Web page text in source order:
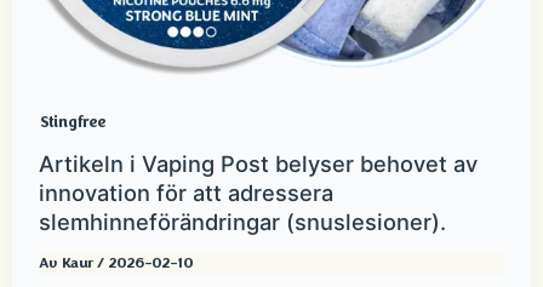
Stingfree
Artikeln i Vaping Post belyser behovet av
innovation för att adressera
slemhinneförändringar (snuslesioner).
Av Kaur / 2026-02-10